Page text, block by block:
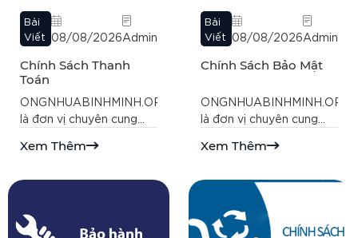
Bài
Viết 08/08/2026Admin
Chính Sách Thanh
Toán
ONGNHUABINHMINH.ORG.VN
là đơn vị chuyên cung
dịch vụ trong lĩnh vực
kinh nghiệm, chúng tôi
khách hàng những sản
Xem Thêm
Bài
Viết 08/08/2026Admin
Chính Sách Bảo Mật
là đơn vị chuyên cung
dịch vụ trong lĩnh vực
bảo vệ thông tin cá nhân
của khách hàng, chúng
tôi áp dụng các biện
Xem Thêm